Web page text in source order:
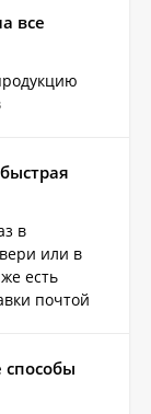
все
в
или в
есть
почтой